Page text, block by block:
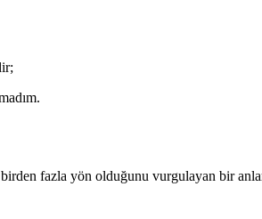
fazla yön olduğunu vurgulayan bir